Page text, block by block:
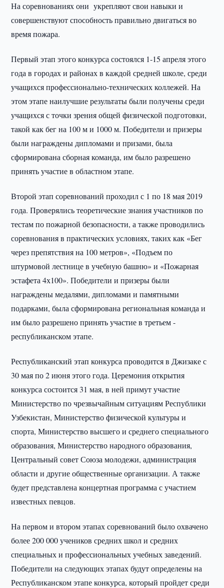
На соревнованиях они укрепляют свои навыки и
совершенствуют способность правильно двигаться во
время пожара.
Первый этап этого конкурса состоялся 1-15 апреля этого
года в городах и районах в каждой средней школе, среди
учащихся профессионально-технических коллежей. На
этом этапе наилучшие результаты были получены среди
учащихся с точки зрения общей физической подготовки,
такой как бег на 100 м и 1000 м. Победители и призеры
были награждены дипломами и призами, была
сформирована сборная команда, им было разрешено
принять участие в областном этапе.
Второй этап соревнований проходил с 1 по 18 мая 2019
года. Проверялись теоретические знания участников по
тестам по пожарной безопасности, а также проводились
соревнования в практических условиях, таких как «Бег
через препятствия на 100 метров», «Подъем по
штурмовой лестнице в учебную башню» и «Пожарная
эстафета 4х100». Победители и призеры были
награждены медалями, дипломами и памятными
подарками, была сформирована региональная команда и
им было разрешено принять участие в третьем -
республиканском этапе.
Республиканский этап конкурса проводится в Джизаке с
30 мая по 2 июня этого года. Церемония открытия
конкурса состоится 31 мая, в ней примут участие
Министерство по чрезвычайным ситуациям Республики
Узбекистан, Министерство физической культуры и
спорта, Министерство высшего и среднего специального
образования, Министерство народного образования,
Центральный совет Союза молодежи, администрация
области и другие общественные организации. А также
будет представлена концертная программа с участием
известных певцов.
На первом и втором этапах соревнований было охвачено
более 200 000 учеников средних школ и средних
специальных и профессиональных учебных заведений.
Победители на следующих этапах будут определены на
Республиканском этапе конкурса, который пройдет среди